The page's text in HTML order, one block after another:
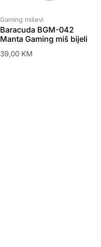
Gaming miševi
Baracuda BGM-042
Manta Gaming miš bijeli
39,00 KM